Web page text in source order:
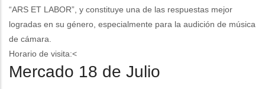
“ARS ET LABOR”, y constituye una de las respuestas mejor
logradas en su género, especialmente para la audición de música
de cámara.
Horario de visita:<
Mercado 18 de Julio